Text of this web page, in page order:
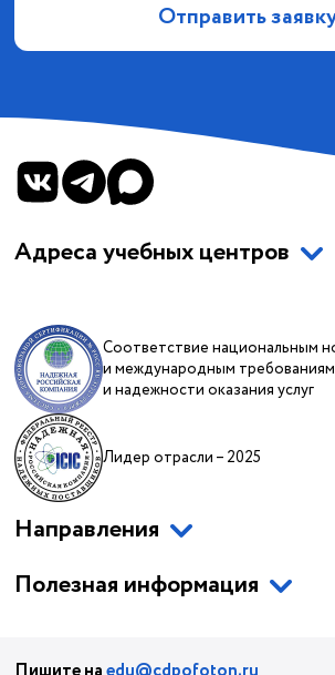
Отправить
Адреса учебных центров
Соответствие национальным
и международным требованиям
и надежности оказания услуг
Лидер отрасли – 2025
Направления
Полезная информация